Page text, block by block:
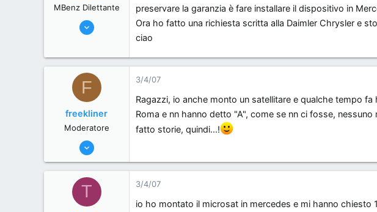
MBenz Dilettante
28/3/07
0
preservare la garanzia è fare installare il dispositivo in
Ora ho fatto una richiesta scritta alla Daimler Chrysler e
ciao
F
freekliner
Moderatore
12/6/06
0
Roma, .
3/4/07
Ragazzi, io anche monto un satellitare e qualche tempo
Roma e nn hanno detto "A", come se nn ci fosse,
fatto storie, quindi...!
T 3/4/07
io ho montato il microsat in mercedes e mi hanno